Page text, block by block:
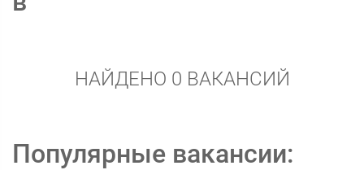
НАЙДЕНО 0 ВАКАНСИЙ
Популярные вакансии: